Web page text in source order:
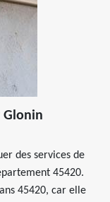
Glonin
des services de
45420.
45420, car elle